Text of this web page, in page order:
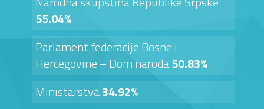
55.04%
Parlament federacije Bosne i
Hercegovine – Dom naroda50.83%
Ministarstva34.92%